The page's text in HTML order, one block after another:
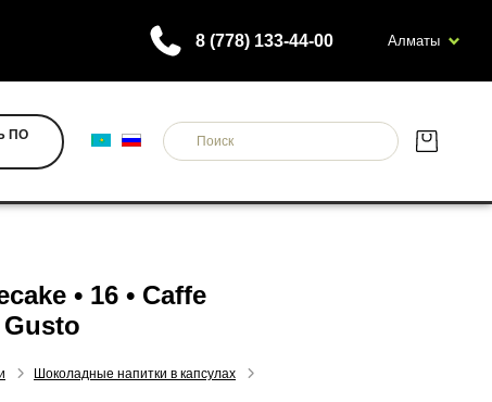
8 (778) 133-44-00 Алматы
ПО
• 16 • Caffe
Шоколадные напитки в капсулах